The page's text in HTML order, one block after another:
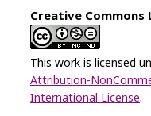
Creative Commons
This work is licensed
Attribution-
International License.